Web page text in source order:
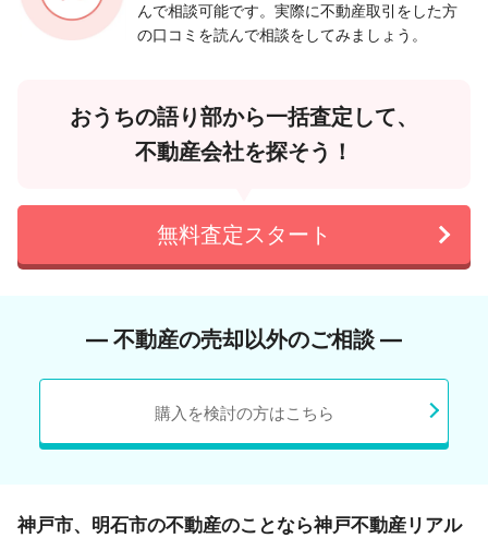
んで相談可能です。実際に不動産取引をした方
の口コミを読んで相談をしてみましょう。
おうちの語り部から一括査定して、
不動産会社を探そう！
無料査定スタート
― 不動産の売却以外のご相談 ―
購入を検討の方はこちら
神戸市、明石市の不動産のことなら神戸不動産リアル